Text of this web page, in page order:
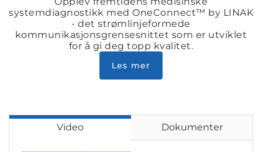
systemdiagnostikk med OneConnect™ by LINAK
- det strømlinjeformede
kommunikasjonsgrensesnittet som er utviklet
for å gi deg topp kvalitet.
Les mer
Video Dokumenter